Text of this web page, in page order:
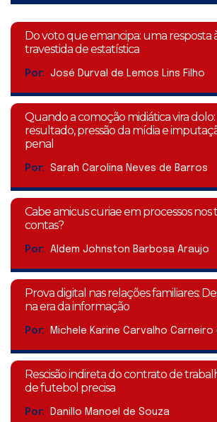
Do voto que emancipa: uma resposta
travestida de estatística
Por: José Durval de Lemos Lins Filho
Quando a comoção midiática vira
resultado, pressão da mídia e
penal
Por: Sarah Carolina Neves de Barros
Cabe amicus curiae em processos nos
contas?
Por: Aldem Johnston Barbosa Araujo
Prova digital nas relações familiares:
na era da informação
Por: Michele Karine Carvalho Carneiro
Rescisão indireta do contrato de
de futebol precisa
Por: Danillo Manoel de Souza